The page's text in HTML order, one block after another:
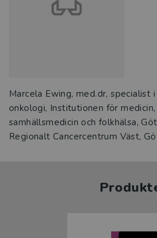
Marcela Ewing, med.dr, specialist
onkologi, Institutionen för
samhällsmedicin och folkhälsa,
Regionalt Cancercentrum Väst,